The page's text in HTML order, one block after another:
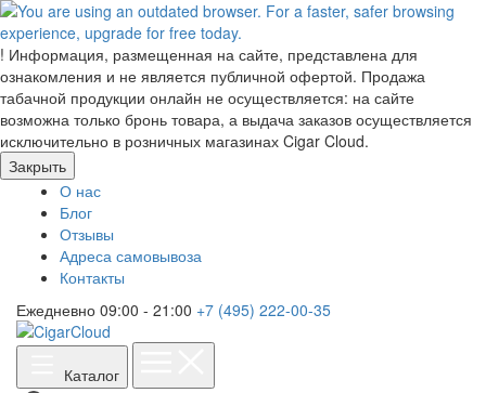
! Информация, размещенная на сайте, представлена для
ознакомления и не является публичной офертой. Продажа
табачной продукции онлайн не осуществляется: на сайте
возможна только бронь товара, а выдача заказов осуществляется
исключительно в розничных магазинах Cigar Cloud.
Закрыть
О нас
Блог
Отзывы
Адреса самовывоза
Контакты
Ежедневно 09:00 - 21:00 +7 (495) 222-00-35
Каталог